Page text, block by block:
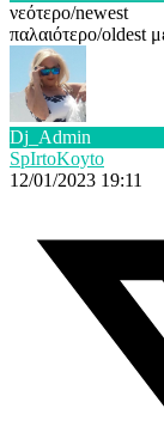
νεότερο/newest
παλαιότερο/oldest
Dj_Admin
SpIrtoKoyto
12/01/2023 19:11